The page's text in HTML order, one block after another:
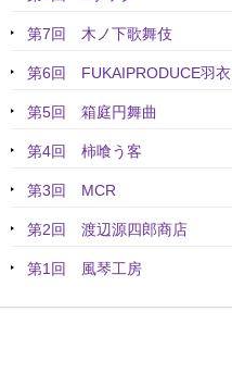
第7回 木ノ下歌舞伎
第6回 FUKAIPRODUCE羽衣
第5回 箱庭円舞曲
第4回 柿喰う客
第3回 MCR
第2回 渡辺源四郎商店
第1回 風琴工房